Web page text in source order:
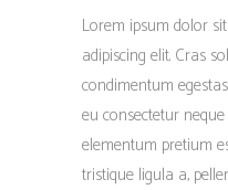
Lorem ipsum dolor
adipiscing elit. Cras
condimentum
eu consectetur
elementum pretium
tristique ligula a,